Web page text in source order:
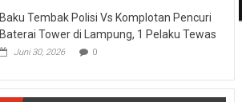
Baku Tembak Polisi Vs Komplotan Pencuri
Baterai Tower di Lampung, 1 Pelaku Tewas
Juni 30, 2026 0